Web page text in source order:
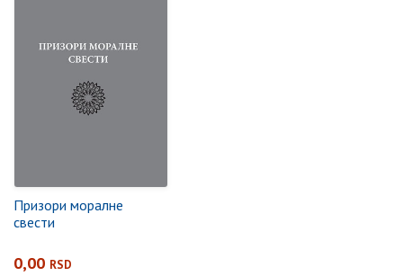
Призори моралне
свести
0,00 RSD